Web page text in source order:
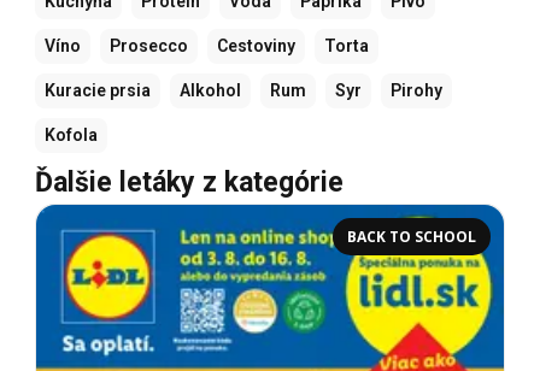
Víno Prosecco Cestoviny Torta
Kuracie prsia Alkohol Rum Syr Pirohy
Kofola
Ďalšie letáky z kategórie
BACK TO SCHOOL